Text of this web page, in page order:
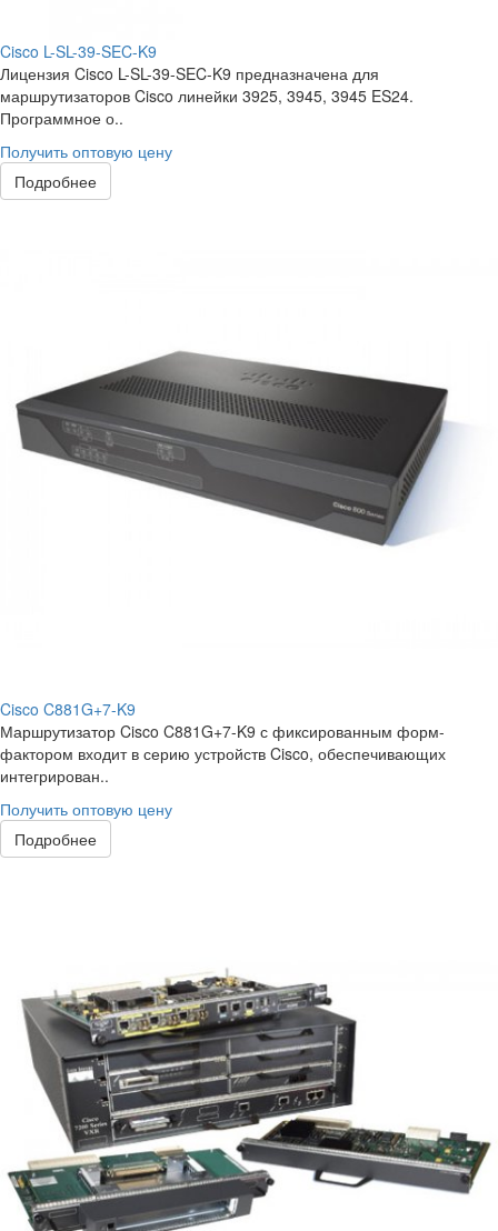
Cisco L-SL-39-SEC-K9
Лицензия Cisco L-SL-39-SEC-K9 предназначена для
маршрутизаторов Cisco линейки 3925, 3945, 3945 ES24.
Программное о..
Получить оптовую цену
Подробнее
Cisco C881G+7-K9
Маршрутизатор Cisco C881G+7-K9 с фиксированным форм-
фактором входит в серию устройств Cisco, обеспечивающих
интегрирован..
Получить оптовую цену
Подробнее